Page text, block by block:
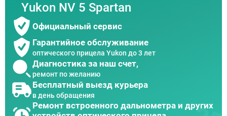
Yukon NV 5 Spartan
Официальный сервис
Гарантийное обслуживание
оптического прицела Yukon до 3 лет
Диагностика за наш счет,
ремонт по желанию
Бесплатный выезд курьера
в день обращения
Ремонт встроенного дальнометра и других